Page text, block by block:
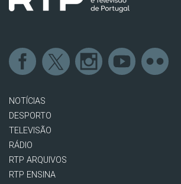
NOTÍCIAS
DESPORTO
TELEVISÃO
RÁDIO
RTP ARQUIVOS
RTP ENSINA